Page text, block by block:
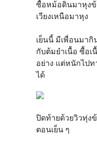
ซื้อหม้อดินมาหุงข้
เวียงเหนือมาหุง
เย็นนี้ มีเพื่อนมากิ
กับต้มยำเนื้อ ซื้อเ
อย่าง แต่หนักไป
ได้
ปิดท้ายด้วยวิวทุ่ง
ตอนเย็น ๆ